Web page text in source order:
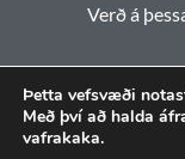
Verð á
Þetta vefsvæði
Með því að halda
vafrakaka.